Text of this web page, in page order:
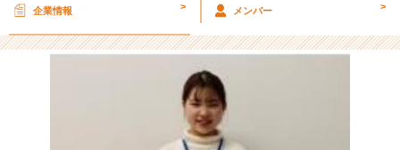
卒
4
企業情報 > メンバー >